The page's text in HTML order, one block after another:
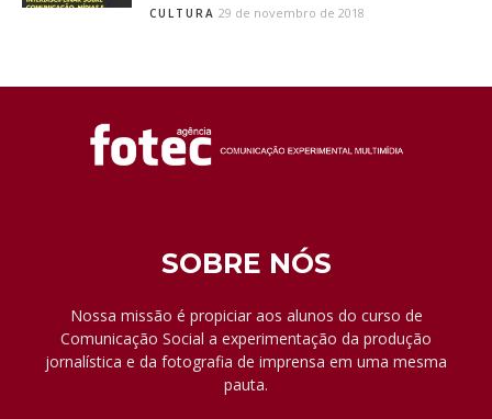
CULTURA 29 de novembro de 2018
SOBRE NÓS
Nossa missão é propiciar aos alunos do curso de
Comunicação Social a experimentação da produção
jornalística e da fotografia de imprensa em uma mesma
pauta.